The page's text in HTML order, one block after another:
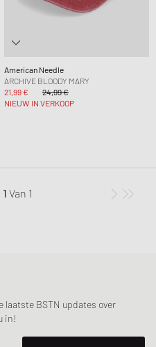
American Needle
ARCHIVE BLOODY MARY
21,99 €
24,99 €
NIEUW IN VERKOOP
1 Van 1
laatste BSTN updates over
in!